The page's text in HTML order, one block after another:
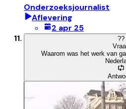
Onderzoeksjournalist
Aflevering
2 apr 25
??
Waarom was het werk van